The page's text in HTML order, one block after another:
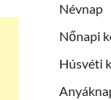
Névnap
Nőnapi
Húsvéti